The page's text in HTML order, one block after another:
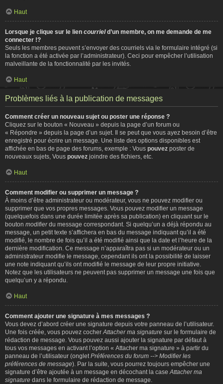
Haut
Lorsque je clique sur le lien courrield’un membre, on me demande de me
connecter !?
Seuls les membres peuvent s’envoyer des courriels via le formulaire intégré (si
la fonction a été activée par l’administrateur). Ceci pour empêcher l’utilisation
malveillante de la fonctionnalité par les invités.
Haut
Problèmes liés à la publication de messages
Comment créer un nouveau sujet ou poster une réponse ?
Cliquez sur le bouton « Nouveau » depuis la page d’un forum ou
« Répondre » depuis la page d’un sujet. Il se peut que vous ayez besoin d’être
enregistré pour écrire un message. Une liste des options disponibles est
affichée en bas de page des forums, exemple : Vous pouvez poster de
nouveaux sujets, Vous pouvez joindre des fichiers, etc.
Haut
Comment modifier ou supprimer un message ?
À moins d’être administrateur ou modérateur, vous ne pouvez modifier ou
supprimer que vos propres messages. Vous pouvez modifier un message
(quelquefois dans une durée limitée après sa publication) en cliquant sur le
bouton modifierdu message correspondant. Si quelqu’un a déjà répondu au
message, un petit texte s’affichera en bas du message indiquant qu’il a été
modifié, le nombre de fois qu’il a été modifié ainsi que la date et l’heure de la
dernière modification. Ce message n’apparaîtra pas si un modérateur ou un
administrateur modifie le message, cependant ils ont la possibilité de laisser
une note indiquant qu’ils ont modifié le message de leur propre initiative.
Notez que les utilisateurs ne peuvent pas supprimer un message une fois que
quelqu’un y a répondu.
Haut
Comment ajouter une signature à mes messages ?
Vous devez d’abord créer une signature depuis votre panneau de l’utilisateur.
Une fois créée, vous pouvez cocher Attacher ma signature sur le formulaire de
rédaction de message. Vous pouvez aussi ajouter la signature par défaut à
tous vos messages en activant l’option « Attacher ma signature » à partir du
panneau de l’utilisateur (onglet Préférences du forum --> Modifier les
préférences de message). Par la suite, vous pourrez toujours empêcher une
signature d’être ajoutée à un message en décochant la case Attacher ma
signature dans le formulaire de rédaction de message.